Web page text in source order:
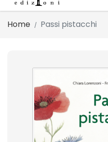
Home Passi pistacchi